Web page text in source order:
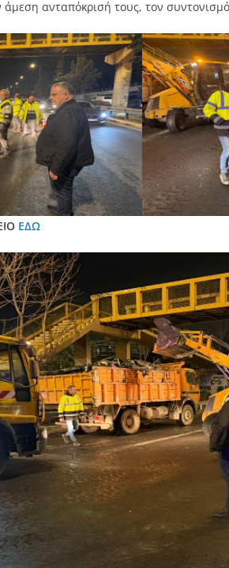
άμεση ανταπόκρισή τους, τον
ΕΔΩ